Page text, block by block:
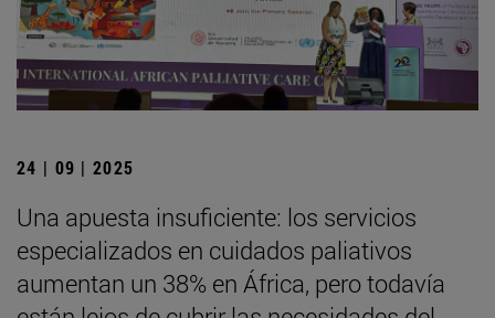
24 | 09 | 2025
Una apuesta insuficiente: los servicios
especializados en cuidados paliativos
aumentan un 38% en África, pero todavía